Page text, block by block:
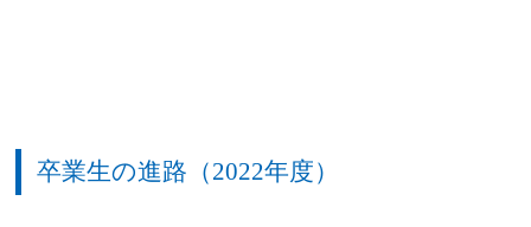
卒業生の進路（2022年度）